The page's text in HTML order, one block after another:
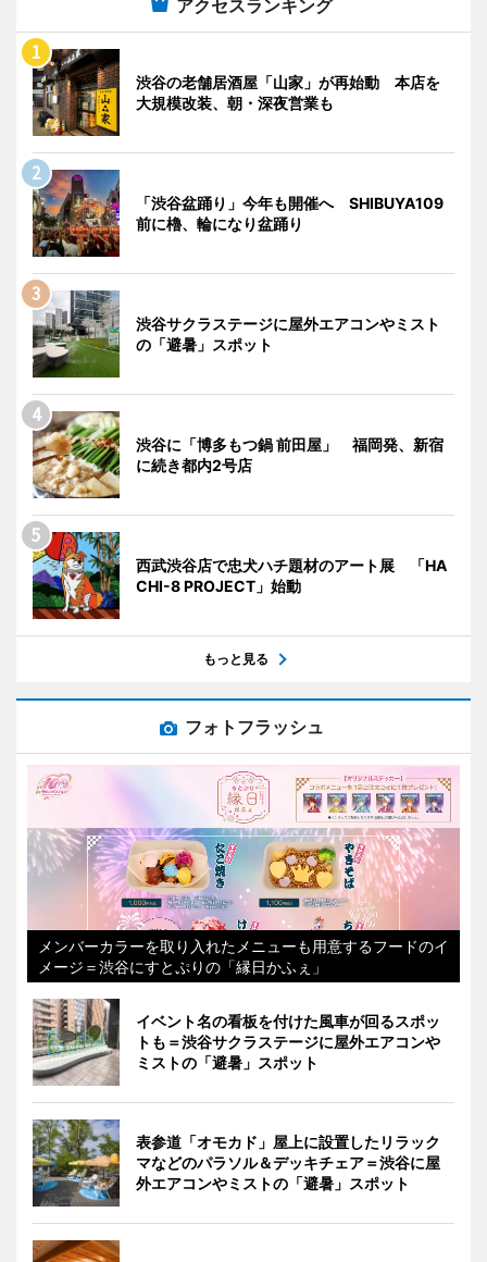
アクセスランキング
渋谷の老舗居酒屋「山家」が再始動 本店を
大規模改装、朝・深夜営業も
「渋谷盆踊り」今年も開催へ SHIBUYA109
前に櫓、輪になり盆踊り
渋谷サクラステージに屋外エアコンやミスト
の「避暑」スポット
渋谷に「博多もつ鍋 前田屋」 福岡発、新宿
に続き都内2号店
西武渋谷店で忠犬ハチ題材のアート展 「HA
CHI-8 PROJECT」始動
もっと見る
フォトフラッシュ
メンバーカラーを取り入れたメニューも用意するフードのイ
メージ＝渋谷にすとぷりの「縁日かふぇ」
イベント名の看板を付けた風車が回るスポッ
トも＝渋谷サクラステージに屋外エアコンや
ミストの「避暑」スポット
表参道「オモカド」屋上に設置したリラック
マなどのパラソル＆デッキチェア＝渋谷に屋
外エアコンやミストの「避暑」スポット